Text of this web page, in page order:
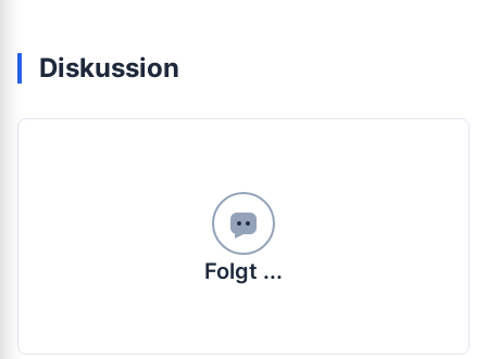
Diskussion
Folgt ...